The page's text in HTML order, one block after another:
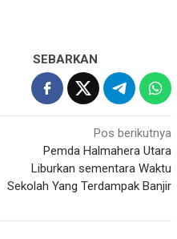
SEBARKAN
Pos berikutnya
Pemda Halmahera Utara
Liburkan sementara Waktu
Sekolah Yang Terdampak Banjir